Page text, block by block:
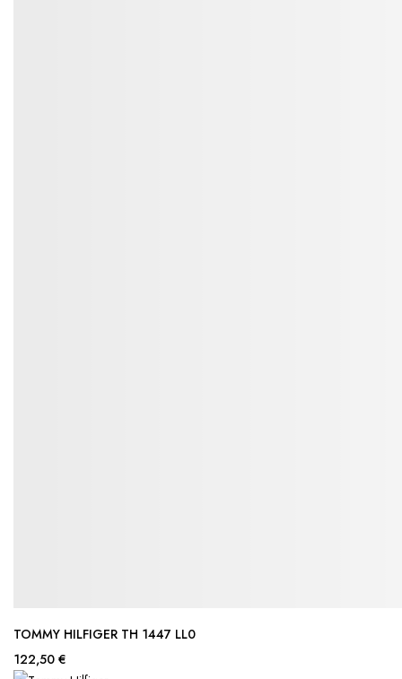
TOMMY HILFIGER TH 1447 LL0
122,50 €